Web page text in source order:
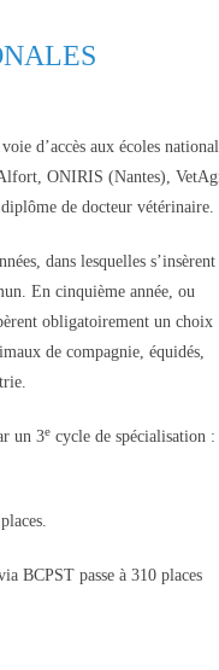
d’accès aux écoles
ONIRIS (Nantes),
de docteur vétérinaire.
dans lesquelles s’insèrent
En cinquième année, ou
obligatoirement un choix
de compagnie, équidés,
un 3e cycle de spécialisation :
BCPST passe à 310 places